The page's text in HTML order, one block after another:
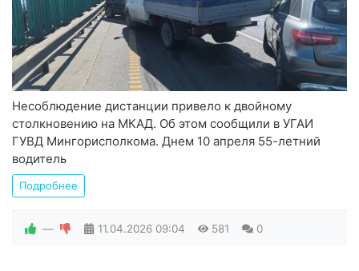
Несоблюдение дистанции привело к двойному
столкновению на МКАД. Об этом сообщили в УГАИ
ГУВД Мингорисполкома. Днем 10 апреля 55-летний
водитель
Подробнее
— 11.04.2026 09:04 581 0